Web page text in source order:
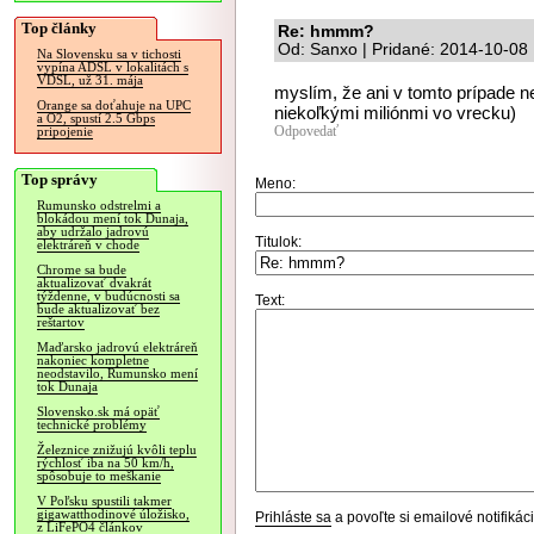
Top články
Na Slovensku sa v tichosti
vypína ADSL v lokalitách s
VDSL, už 31. mája
Orange sa doťahuje na UPC
a O2, spustí 2.5 Gbps
pripojenie
Top správy
Rumunsko odstrelmi a
blokádou mení tok Dunaja,
aby udržalo jadrovú
elektráreň v chode
Chrome sa bude
aktualizovať dvakrát
týždenne, v budúcnosti sa
bude aktualizovať bez
reštartov
Maďarsko jadrovú elektráreň
nakoniec kompletne
neodstavilo, Rumunsko mení
tok Dunaja
Slovensko.sk má opäť
technické problémy
Železnice znižujú kvôli teplu
rýchlosť iba na 50 km/h,
spôsobuje to meškanie
V Poľsku spustili takmer
gigawatthodinové úložisko,
z LiFePO4 článkov
Re: hmmm?
Od: Sanxo | Pridané: 2014-10-08
myslím, že ani v tomto prípade
niekoľkými miliónmi vo vrecku)
Odpovedať
Meno:
Titulok:
Text:
Prihláste sa a povoľte si emailové